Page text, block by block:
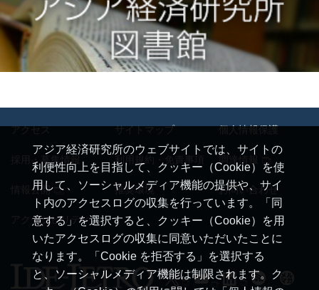
アジア経済研究所のウェブサイトでは、サイトの
利便性向上を目指して、クッキー（Cookie）を使
用して、ソーシャルメディア機能の提供や、サイ
ト内のアクセスログの収集を行っています。「同
意する」を選択すると、クッキー（Cookie）を用
いたアクセスログの収集に同意いただいたことに
なります。「Cookie を拒否する」を選択する
と、ソーシャルメディア機能は制限されます。ク
アクセス サイトマップ 個人情報保護
採用・募集情報 利用規約・免責事項
情報公開 推奨環境 お問い合わせ
アクセシビリティ